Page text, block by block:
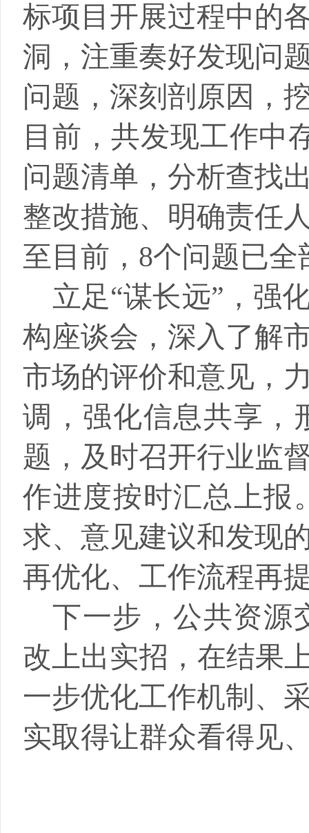
标项目开展过程中的
洞，注重奏好发现问
问题，深刻剖原因，
目前，共发现工作中
问题清单，分析查找
整改措施、明确责任
至目前， 8个问题已全
立足“谋长远”，强
构座谈会，深入了解
市场的评价和意见，
调，强化信息共享，
题，及时召开行业监
作进度按时汇总上报
求、意见建议和发现
再优化、工作流程再
下一步，公共资源
改上出实招，在结果
一步优化工作机制、
实取得让群众看得见